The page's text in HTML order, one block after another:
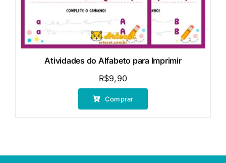
Atividades do Alfabeto para Imprimir
R$9,90
Comprar